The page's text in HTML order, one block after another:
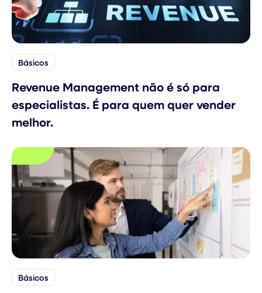
Básicos
Revenue Management não é só para
especialistas. É para quem quer vender
melhor.
Básicos